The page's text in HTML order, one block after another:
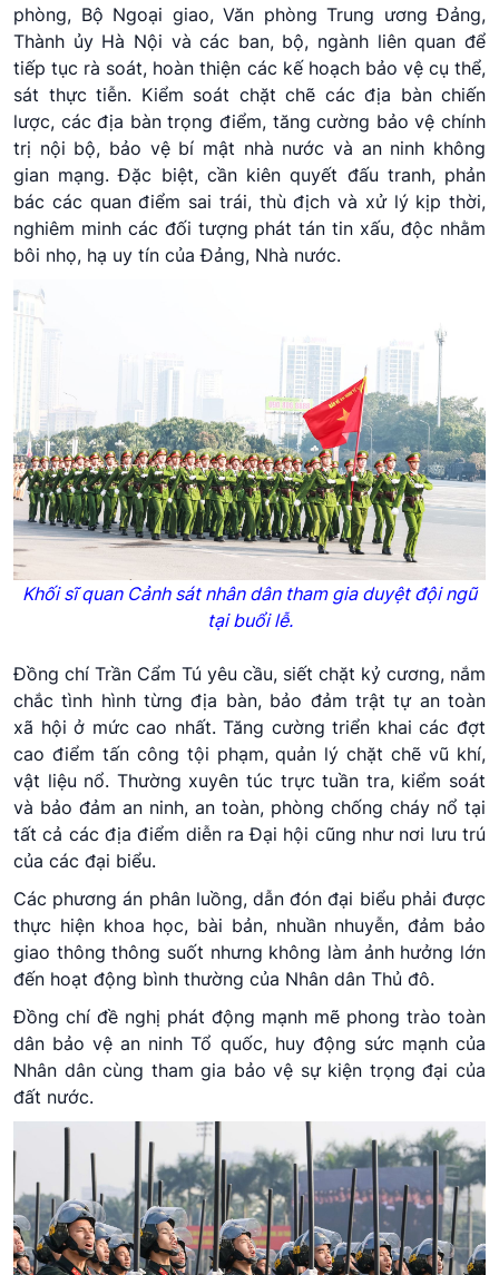
phòng, Bộ Ngoại giao, Văn phòng Trung ương Đảng,
Thành ủy Hà Nội và các ban, bộ, ngành liên quan để
tiếp tục rà soát, hoàn thiện các kế hoạch bảo vệ cụ thể,
sát thực tiễn. Kiểm soát chặt chẽ các địa bàn chiến
lược, các địa bàn trọng điểm, tăng cường bảo vệ chính
trị nội bộ, bảo vệ bí mật nhà nước và an ninh không
gian mạng. Đặc biệt, cần kiên quyết đấu tranh, phản
bác các quan điểm sai trái, thù địch và xử lý kịp thời,
nghiêm minh các đối tượng phát tán tin xấu, độc nhằm
bôi nhọ, hạ uy tín của Đảng, Nhà nước.
Khối sĩ quan Cảnh sát nhân dân tham gia duyệt đội ngũ
tại buổi lễ.
Đồng chí Trần Cẩm Tú yêu cầu, siết chặt kỷ cương, nắm
chắc tình hình từng địa bàn, bảo đảm trật tự an toàn
xã hội ở mức cao nhất. Tăng cường triển khai các đợt
cao điểm tấn công tội phạm, quản lý chặt chẽ vũ khí,
vật liệu nổ. Thường xuyên túc trực tuần tra, kiểm soát
và bảo đảm an ninh, an toàn, phòng chống cháy nổ tại
tất cả các địa điểm diễn ra Đại hội cũng như nơi lưu trú
của các đại biểu.
Các phương án phân luồng, dẫn đón đại biểu phải được
thực hiện khoa học, bài bản, nhuần nhuyễn, đảm bảo
giao thông thông suốt nhưng không làm ảnh hưởng lớn
đến hoạt động bình thường của Nhân dân Thủ đô.
Đồng chí đề nghị phát động mạnh mẽ phong trào toàn
dân bảo vệ an ninh Tổ quốc, huy động sức mạnh của
Nhân dân cùng tham gia bảo vệ sự kiện trọng đại của
đất nước.